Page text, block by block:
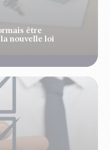
être
nouvelle loi